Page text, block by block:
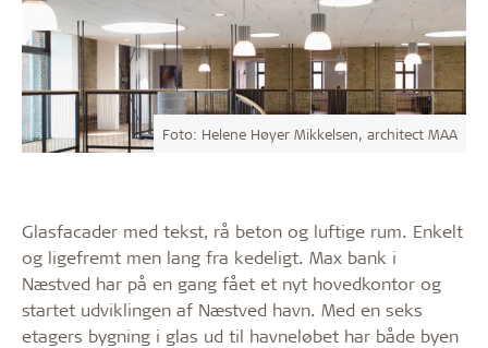
Foto: Helene Høyer Mikkelsen, architect MAA
Glasfacader med tekst, rå beton og luftige rum. Enkelt
og ligefremt men lang fra kedeligt. Max bank i
Næstved har på en gang fået et nyt hovedkontor og
startet udviklingen af Næstved havn. Med en seks
etagers bygning i glas ud til havneløbet har både byen